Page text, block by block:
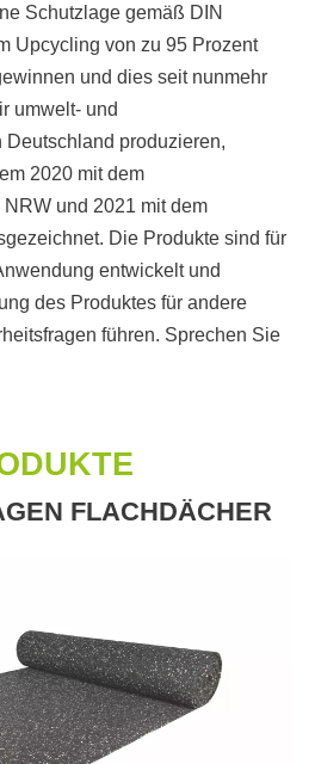
Schutzlage gemäß DIN
Upcycling von zu 95 Prozent
und dies seit nunmehr
umwelt- und
produzieren,
2020 mit dem
und 2021 mit dem
Die Produkte sind für
entwickelt und
des Produktes für andere
führen. Sprechen Sie
FLACHDÄCHER